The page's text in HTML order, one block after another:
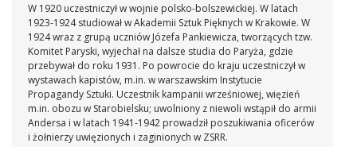
W 1920 uczestniczył w wojnie polsko-bolszewickiej. W latach
1923-1924 studiował w Akademii Sztuk Pięknych w Krakowie. W
1924 wraz z grupą uczniów Józefa Pankiewicza, tworzących tzw.
Komitet Paryski, wyjechał na dalsze studia do Paryża, gdzie
przebywał do roku 1931. Po powrocie do kraju uczestniczył w
wystawach kapistów, m.in. w warszawskim Instytucie
Propagandy Sztuki. Uczestnik kampanii wrześniowej, więzień
m.in. obozu w Starobielsku; uwolniony z niewoli wstąpił do armii
Andersa i w latach 1941-1942 prowadził poszukiwania oficerów
i żołnierzy uwięzionych i zaginionych w ZSRR.